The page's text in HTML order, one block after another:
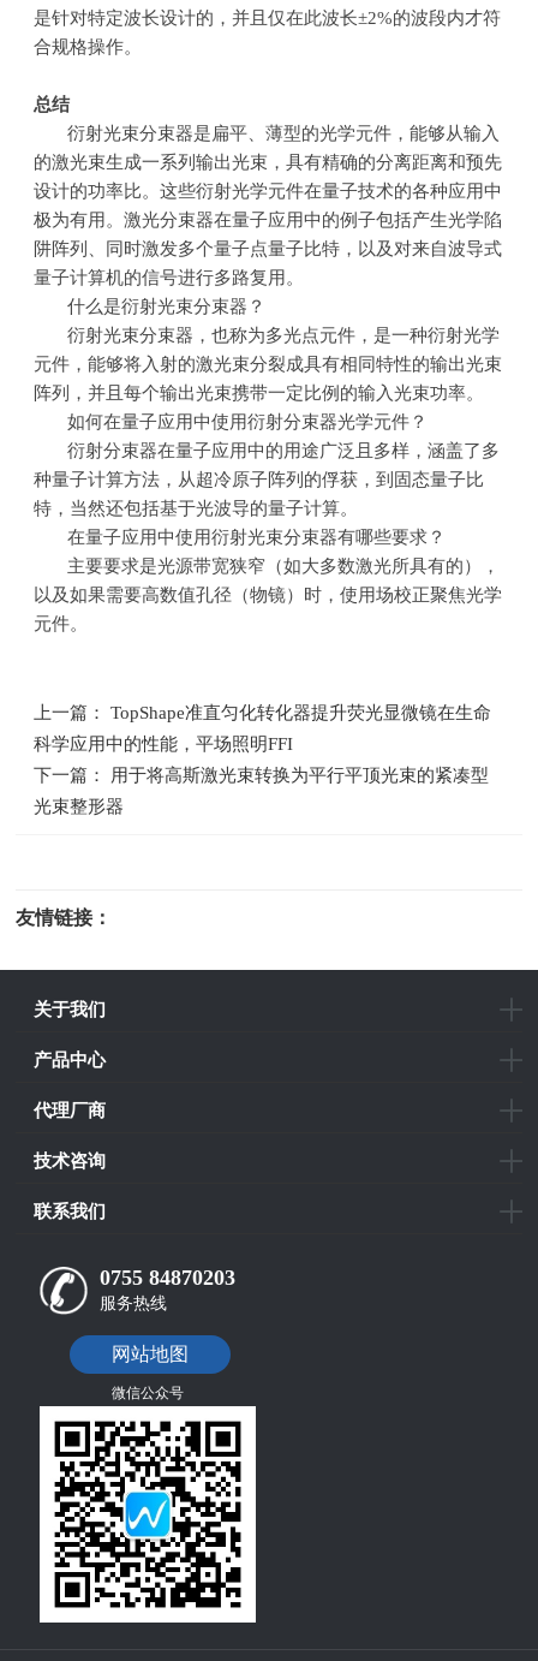
是针对特定波长设计的，并且仅在此波长±2%的波段内才符
合规格操作。
总结
衍射光束分束器是扁平、薄型的光学元件，能够从输入
的激光束生成一系列输出光束，具有精确的分离距离和预先
设计的功率比。这些衍射光学元件在量子技术的各种应用中
极为有用。激光分束器在量子应用中的例子包括产生光学陷
阱阵列、同时激发多个量子点量子比特，以及对来自波导式
量子计算机的信号进行多路复用。
什么是衍射光束分束器？
衍射光束分束器，也称为多光点元件，是一种衍射光学
元件，能够将入射的激光束分裂成具有相同特性的输出光束
阵列，并且每个输出光束携带一定比例的输入光束功率。
如何在量子应用中使用衍射分束器光学元件？
衍射分束器在量子应用中的用途广泛且多样，涵盖了多
种量子计算方法，从超冷原子阵列的俘获，到固态量子比
特，当然还包括基于光波导的量子计算。
在量子应用中使用衍射光束分束器有哪些要求？
主要要求是光源带宽狭窄（如大多数激光所具有的），
以及如果需要高数值孔径（物镜）时，使用场校正聚焦光学
元件。
上一篇： TopShape准直匀化转化器提升荧光显微镜在生命
科学应用中的性能，平场照明FFI
下一篇： 用于将高斯激光束转换为平行平顶光束的紧凑型
光束整形器
友情链接：
关于我们
产品中心
代理厂商
技术咨询
联系我们
0755 84870203
服务热线
网站地图
微信公众号